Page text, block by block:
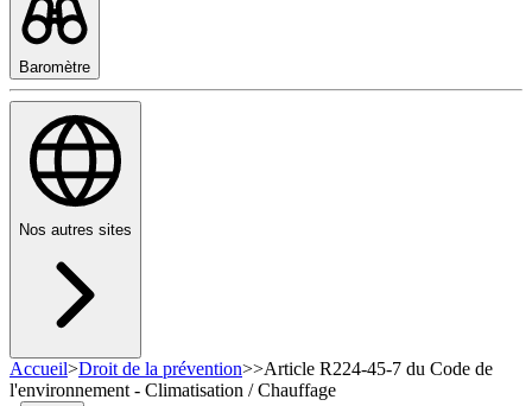
Baromètre
Nos autres sites
Accueil>Droit de la prévention>>Article R224-45-7 du Code de
l'environnement - Climatisation / Chauffage